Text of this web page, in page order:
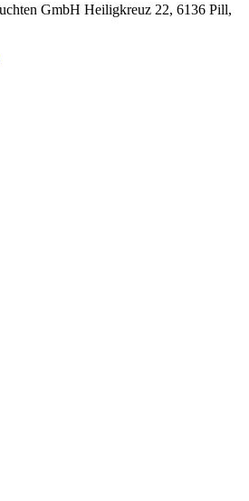
GmbH Heiligkreuz 22, 6136 Pill,